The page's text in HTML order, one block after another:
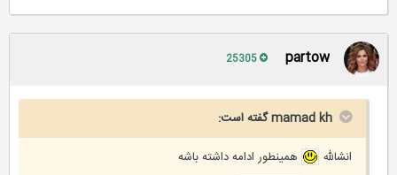
partow
mamad kh گفته است:
انشالله
همینطور ادامه داشته باشه